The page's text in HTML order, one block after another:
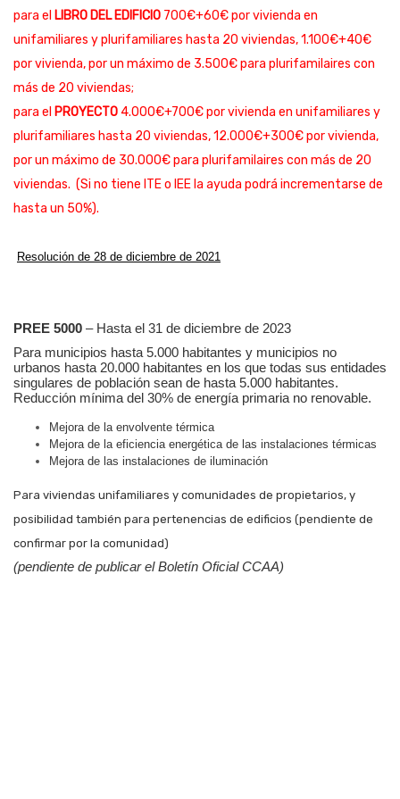
para el LIBRO DEL EDIFICIO 700€+60€ por vivienda en
unifamiliares y plurifamiliares hasta 20 viviendas, 1.100€+40€
por vivienda, por un máximo de 3.500€ para plurifamilaires con
más de 20 viviendas;
para el PROYECTO4.000€+700€ por vivienda en unifamiliares y
plurifamiliares hasta 20 viviendas, 12.000€+300€ por vivienda,
por un máximo de 30.000€ para plurifamilaires con más de 20
viviendas. (Si no tiene ITE o IEE la ayuda podrá incrementarse de
hasta un 50%).
Resolución de 28 de diciembre de 2021
PREE 5000 – Hasta el 31 de diciembre de 2023
Para municipios hasta 5.000 habitantes y municipios no
urbanos hasta 20.000 habitantes en los que todas sus entidades
singulares de población sean de hasta 5.000 habitantes.
Reducción mínima del 30% de energía primaria no renovable.
Mejora de la envolvente térmica
Mejora de la eficiencia energética de las instalaciones térmicas
Mejora de las instalaciones de iluminación
Para viviendas unifamiliares y comunidades de propietarios, y
posibilidad también para pertenencias de edificios (pendiente de
confirmar por la comunidad)
(pendiente de publicar el Boletín Oficial CCAA)